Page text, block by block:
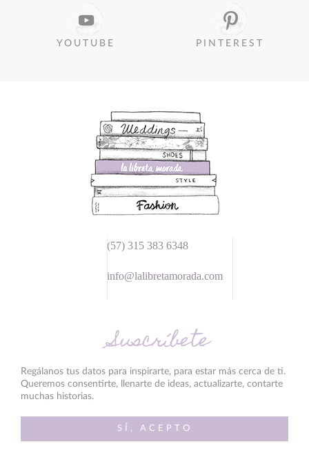
YOUTUBE PINTEREST
(57) 315 383 6348
info@lalibretamorada.com
Suscríbete
Regálanos tus datos para inspirarte, para estar más cerca de ti.
Queremos consentirte, llenarte de ideas, actualizarte, contarte
muchas historias.
SÍ, ACEPTO